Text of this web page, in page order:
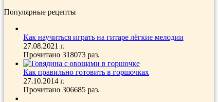
Популярные рецепты
Как научиться играть на гитаре лёгкие мелодии
27.08.2021 г.
Прочитано 318073 раз.
Как правильно готовить в горшочках
27.10.2014 г.
Прочитано 306685 раз.